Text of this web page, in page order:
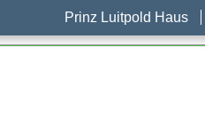
Prinz Luitpold Haus